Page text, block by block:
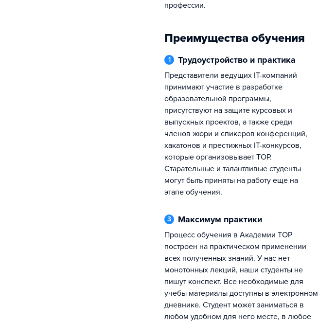
профессии.
Преимущества обучения
1 Трудоустройство и практика
Представители ведущих IT-компаний
принимают участие в разработке
образовательной программы,
присутствуют на защите курсовых и
выпускных проектов, а также среди
членов жюри и спикеров конференций,
хакатонов и престижных IT-конкурсов,
которые организовывает TOP.
Старательные и талантливые студенты
могут быть приняты на работу еще на
этапе обучения.
3 Максимум практики
Процесс обучения в Академии TOP
построен на практическом применении
всех полученных знаний. У нас нет
монотонных лекций, наши студенты не
пишут конспект. Все необходимые для
учебы материалы доступны в электронном
дневнике. Студент может заниматься в
любом удобном для него месте, в любое